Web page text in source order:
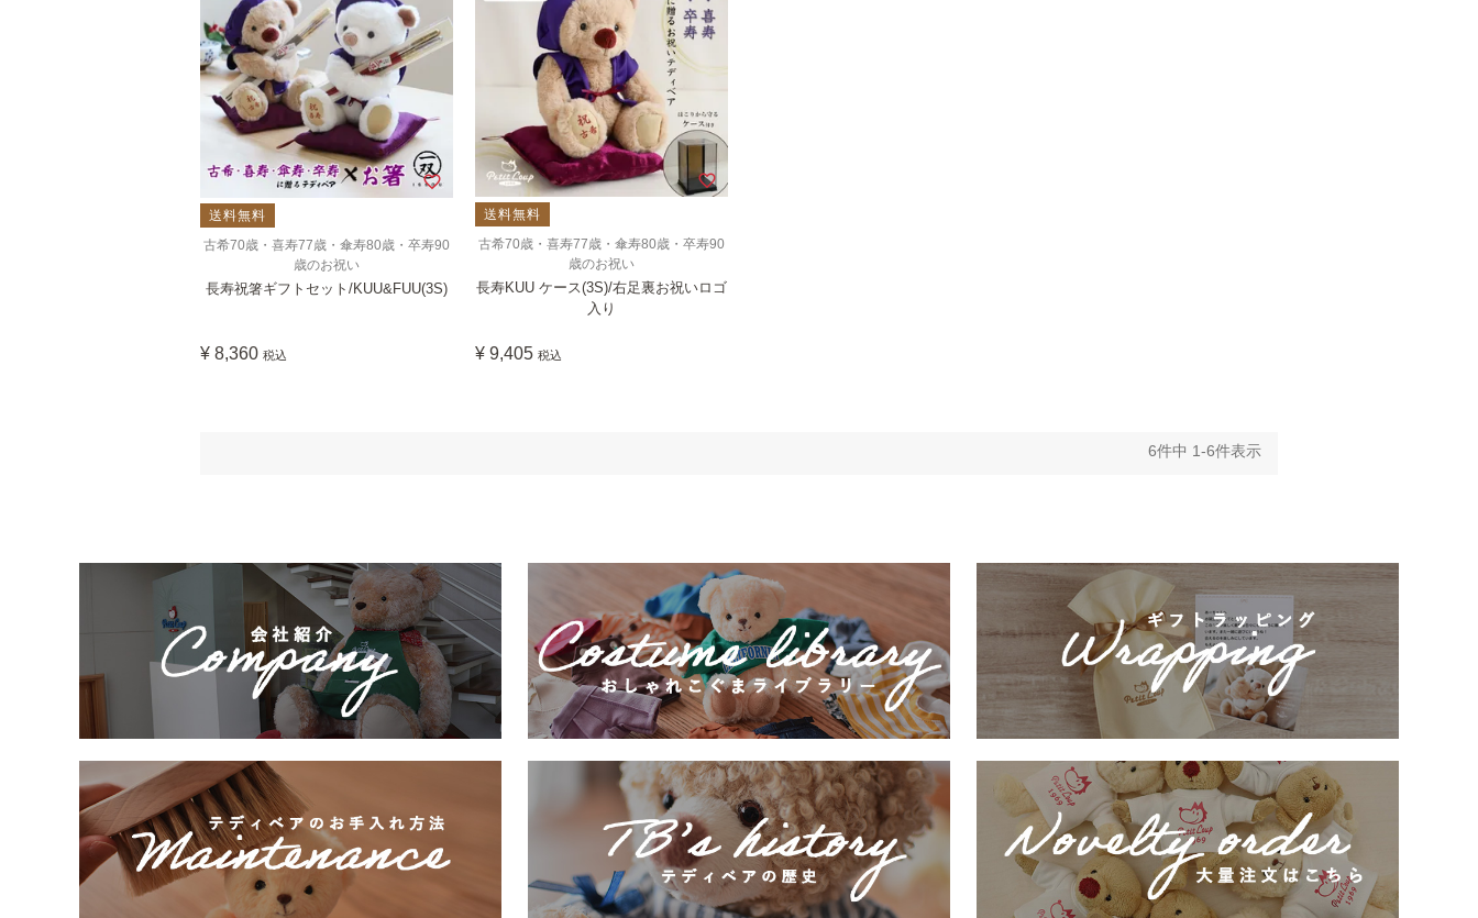
送料無料
古希70歳・喜寿77歳・傘寿80歳・卒寿90
歳のお祝い
長寿祝箸ギフトセット/KUU&FUU(3S)
¥ 8,360 税込
送料無料
古希70歳・喜寿77歳・傘寿80歳・卒寿90
歳のお祝い
長寿KUU ケース(3S)/右足裏お祝いロゴ
入り
¥ 9,405 税込
6件中 1-6件表示